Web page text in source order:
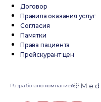
Договор
Правила оказания услуг
Согласия
Памятки
Права пациента
Прейскурант цен
Разработано компанией